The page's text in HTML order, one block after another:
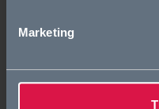
Marketing
Tilgængelighedserklæring
Whistleblowerordning